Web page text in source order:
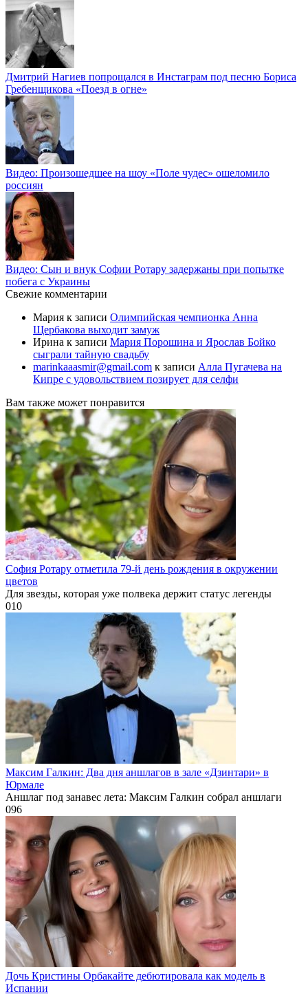
Дмитрий Нагиев попрощался в Инстаграм под песню Бориса
Гребенщикова «Поезд в огне»
Видео: Произошедшее на шоу «Поле чудес» ошеломило
россиян
Видео: Сын и внук Софии Ротару задержаны при попытке
побега с Украины
Свежие комментарии
Мария к записи Олимпийская чемпионка Анна
Щербакова выходит замуж
Ирина к записи Мария Порошина и Ярослав Бойко
сыграли тайную свадьбу
marinkaaasmir@gmail.com к записи Алла Пугачева на
Кипре с удовольствием позирует для селфи
Вам также может понравится
София Ротару отметила 79-й день рождения в окружении
цветов
Для звезды, которая уже полвека держит статус легенды
010
Максим Галкин: Два дня аншлагов в зале «Дзинтари» в
Юрмале
Аншлаг под занавес лета: Максим Галкин собрал аншлаги
096
Дочь Кристины Орбакайте дебютировала как модель в
Испании